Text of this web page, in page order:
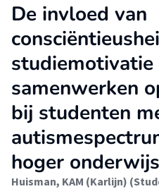
De invloed van
studiemotivatie
samenwerken
bij studenten
hoger onderwijs
Huisman, KAM (Karlijn)